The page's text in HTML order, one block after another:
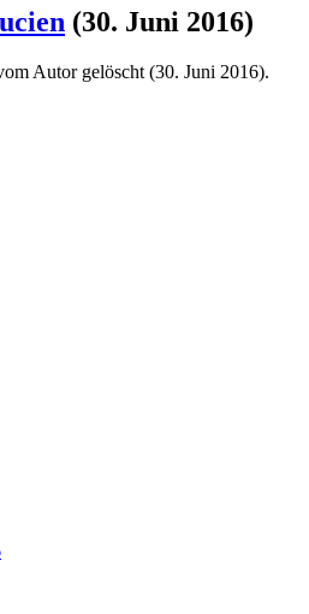
(30. Juni 2016)
Autor gelöscht (30. Juni 2016).